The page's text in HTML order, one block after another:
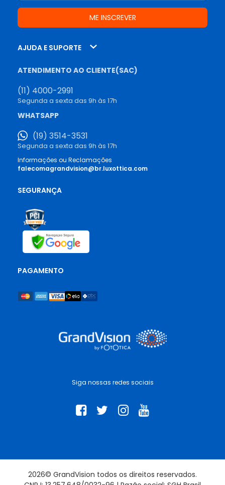
Siga nossas redes sociais
AJUDA E SUPORTE
ATENDIMENTO AO CLIENTE(SAC)
(11) 4000-2991
Segunda a sexta das 9h às 17h
WHATSAPP
(19) 3514-3531
Segunda a sexta das 9h às 17h
Informações ou Reclamações
falecomagrandvision@br.luxottica.com
SEGURANÇA
PAGAMENTO
2026© GrandVision todos os direitos reservados.